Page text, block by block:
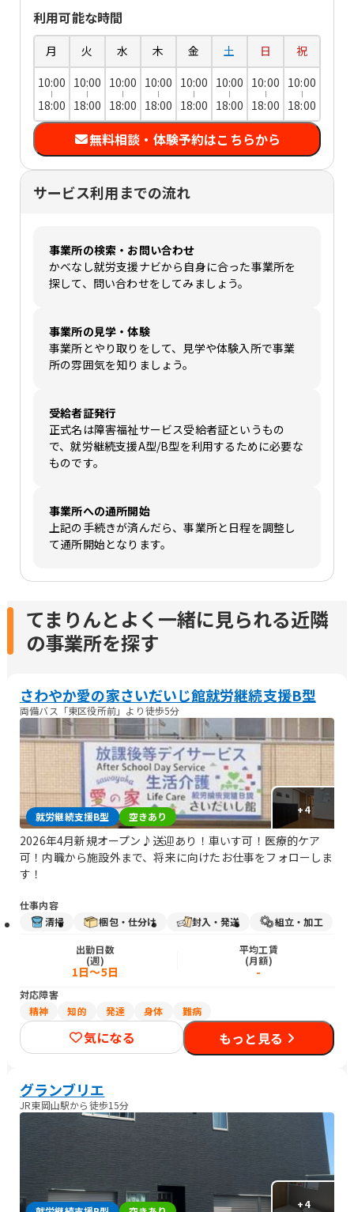
利用可能な時間
月 火 水 木 金 土 日
祝
10:00
18:00
10:00
18:00
10:00
18:00
10:00
18:00
10:00
18:00
10:00
18:00
10:00
18:00
10:00
18:00
無料相談・体験予約はこちらから
サービス利用までの流れ
事業所の検索・お問い合わせ
かべなし就労支援ナビから自身に合った事業所を
探して、問い合わせをしてみましょう。
事業所の見学・体験
事業所とやり取りをして、見学や体験入所で事業
所の雰囲気を知りましょう。
受給者証発行
正式名は障害福祉サービス受給者証というもの
で、就労継続支援A型/B型を利用するために必要な
ものです。
事業所への通所開始
上記の手続きが済んだら、事業所と日程を調整し
て通所開始となります。
てまりんとよく一緒に見られる近隣
の事業所を探す
さわやか愛の家さいだいじ館就労継続支援B型
両備バス「東区役所前」より徒歩5分
+4
就労継続支援B型 空きあり
2026年4月新規オープン♪送迎あり！車いす可！医療的ケア
可！内職から施設外まで、将来に向けたお仕事をフォローしま
す！
仕事内容
清掃
梱包・仕分け 封入・発送 組立・加工
出勤日数
(週)
1日～5日
平均工賃
(月額)
-
対応障害
精神
知的 発達 身体 難病
気になる もっと見る
グランブリエ
JR東岡山駅から徒歩15分
+4